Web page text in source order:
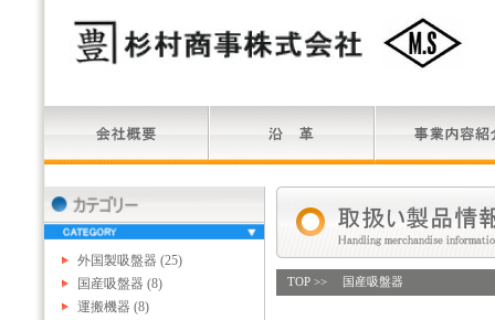
外国製吸盤器 (25)
国産吸盤器 (8)
運搬機器 (8)
TOP >> 国産吸盤器